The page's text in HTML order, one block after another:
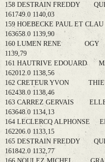
158 DESTRAIN FREDDY
161749.0 1140,03
159 HOEBECKE PAUL ET
163658.0 1139,90
160 LUMEN RENE OGY
1139,79
161 HAUTRIVE EDOUARD
162012.0 1138,56
162 CRETEUR YVON
162438.0 1138,46
163 CARREZ GERVAIS
163648.0 1134,13
164 LECLERCQ ALPHONSE
162206.0 1133,15
165 DESTRAIN FREDDY
161842.0 1132,77